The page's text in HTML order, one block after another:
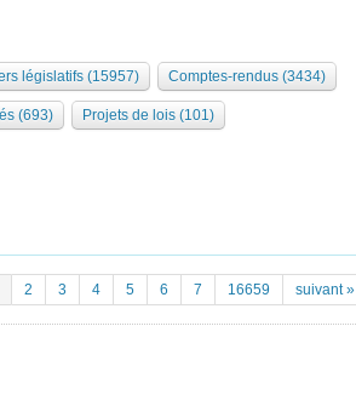
législatifs (15957) Comptes-rendus (3434)
(693) Projets de lois (101)
2 3 4 5 6 7 16659 suivant »